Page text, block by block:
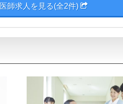
師求人を見る(全2件)